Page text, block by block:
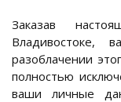
Заказав
Владивостоке,
разоблачении
полностью
ваши личные